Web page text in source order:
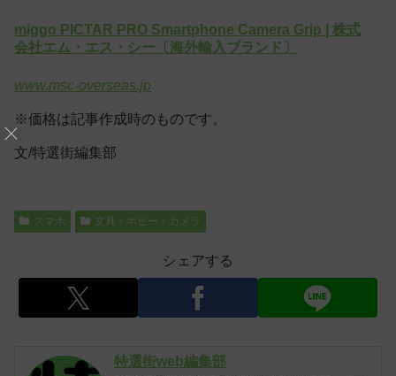
miggo PICTAR PRO Smartphone Camera Grip | 株式
会社エム・エス・シー〔海外輸入ブランド〕
www.msc-overseas.jp
※価格は記事作成時のものです。
文/特選街編集部
スマホ 文具・ホビー・カメラ
シェアする
特選街web編集部